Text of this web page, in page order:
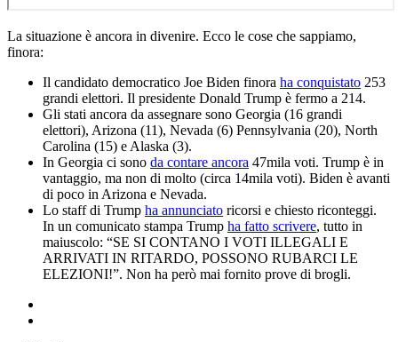
La situazione è ancora in divenire. Ecco le cose che sappiamo,
finora:
Il candidato democratico Joe Biden finora ha conquistato 253
grandi elettori. Il presidente Donald Trump è fermo a 214.
Gli stati ancora da assegnare sono Georgia (16 grandi
elettori), Arizona (11), Nevada (6) Pennsylvania (20), North
Carolina (15) e Alaska (3).
In Georgia ci sono da contare ancora 47mila voti. Trump è in
vantaggio, ma non di molto (circa 14mila voti). Biden è avanti
di poco in Arizona e Nevada.
Lo staff di Trump ha annunciato ricorsi e chiesto riconteggi.
In un comunicato stampa Trump ha fatto scrivere, tutto in
maiuscolo: “SE SI CONTANO I VOTI ILLEGALI E
ARRIVATI IN RITARDO, POSSONO RUBARCI LE
ELEZIONI!”. Non ha però mai fornito prove di brogli.